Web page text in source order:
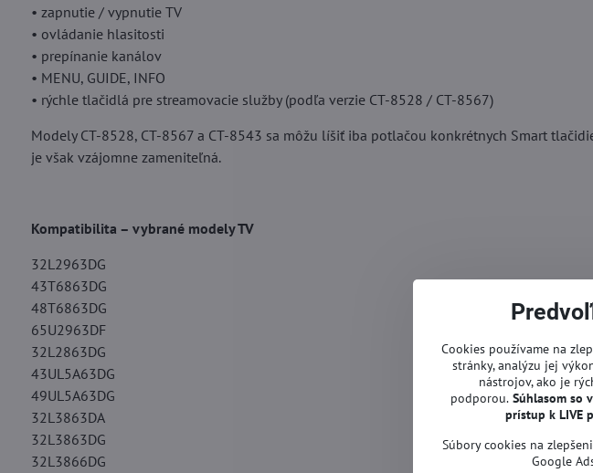
• zapnutie / vypnutie TV
• ovládanie hlasitosti
• prepínanie kanálov
• MENU, GUIDE, INFO
• rýchle tlačidlá pre streamovacie služby (podľa verzie CT-8528 / CT-8567)
Modely CT-8528, CT-8567 a CT-8543 sa môžu líšiť iba potlačou konkrétnych Smart
je však vzájomne zameniteľná.
Kompatibilita – vybrané modely TV
32L2963DG
43T6863DG
48T6863DG
65U2963DF
32L2863DG
43UL5A63DG
49UL5A63DG
32L3863DA
32L3863DG
32L3866DG
Cookies používame na
stránky, analýzu jej
nástrojov, ako je
podporou. Súhlasom so
prístup k LIVE
Súbory cookies na
Google